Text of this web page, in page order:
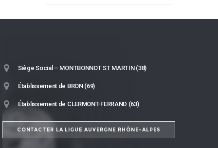
Siège Social – MONTBONNOT ST MARTIN (38)
Établissement de BRON (69)
Établissement de CLERMONT-FERRAND (63)
CONTACTER LA LIGUE AUVERGNE RHÔNE-ALPES